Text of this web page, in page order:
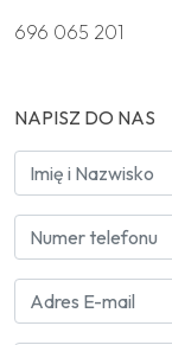
696 065 201
NAPISZ DO NAS